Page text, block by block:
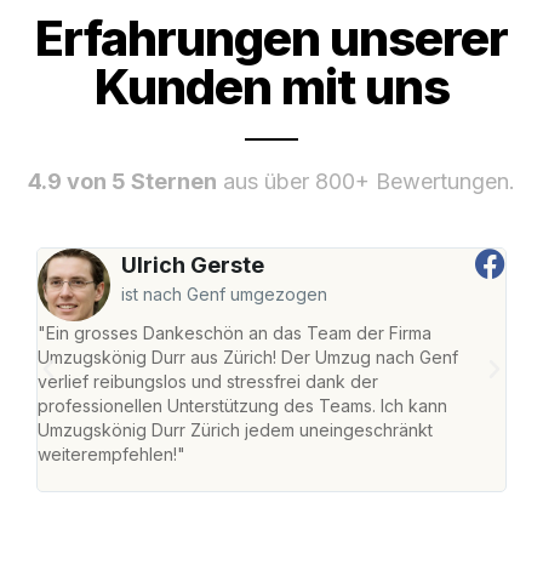
Erfahrungen unserer
Kunden mit uns
4.9 von 5 Sternen aus über 800+ Bewertungen.
Ulrich Gerste
ist nach Genf umgezogen
"Ein grosses Dankeschön an das Team der Firma
Umzugskönig Durr aus Zürich! Der Umzug nach Genf
verlief reibungslos und stressfrei dank der
professionellen Unterstützung des Teams. Ich kann
Umzugskönig Durr Zürich jedem uneingeschränkt
weiterempfehlen!"